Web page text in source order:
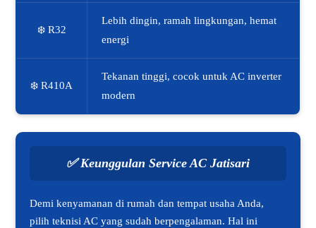
❄️ R32
Lebih dingin, ramah lingkungan, hemat
energi
❄️ R410A
Tekanan tinggi, cocok untuk AC inverter
modern
✅Keunggulan Service AC Jatisari
Demi kenyamanan di rumah dan tempat usaha Anda,
pilih teknisi AC yang sudah berpengalaman. Hal ini